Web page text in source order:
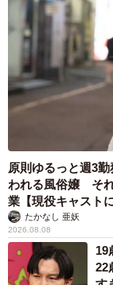
原則ゆるっと週3
われる風俗嬢 そ
業【現役キャスト
たかなし 亜妖
2026.08.08
19
22